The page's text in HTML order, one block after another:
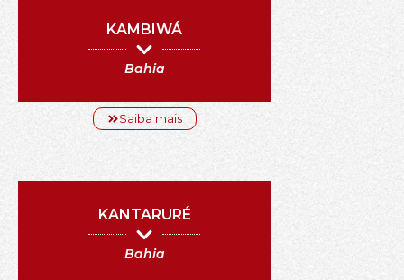
KAMBIWÁ
Bahia
Saiba mais
KANTARURÉ
Bahia